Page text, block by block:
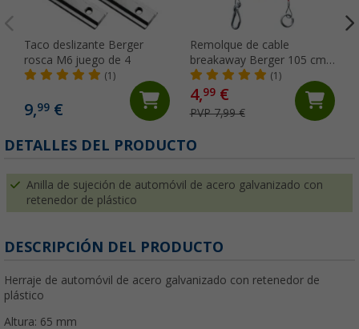
Taco deslizante Berger
rosca M6 juego de 4
(1)
9,99 €
Remolque de cable
breakaway Berger 105 cm
rojo
(1)
4,99€
PVP 7,99 €
DETALLES DEL PRODUCTO
Anilla de sujeción de automóvil de acero galvanizado con
retenedor de plástico
DESCRIPCIÓN DEL PRODUCTO
Herraje de automóvil de acero galvanizado con retenedor de
plástico
Altura: 65 mm